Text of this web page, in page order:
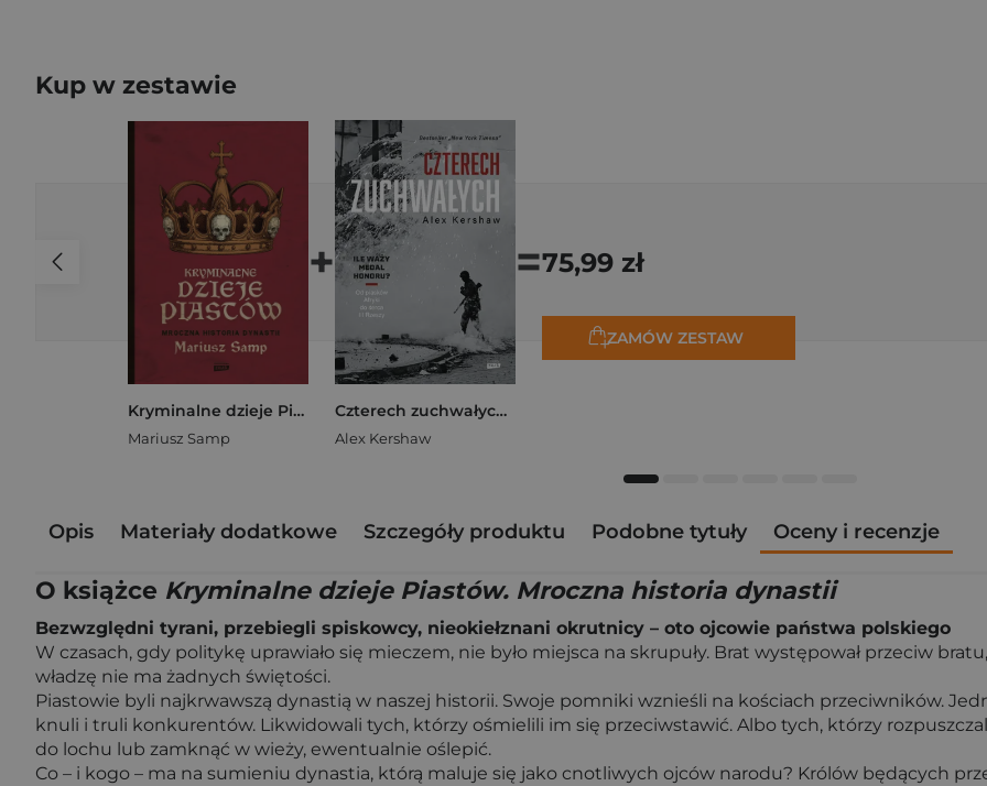
Kup w zestawie
Kryminalne dzieje Piastów. Mroczna historia dynastii
Mariusz Samp
+
Czterech zuchwałych. Od piasków Afryki do serca III Rzeszy
Alex Kershaw
=75,99 zł
ZAMÓW ZESTAW
Opis Materiały dodatkowe Szczegóły produktu Podobne tytuły Oceny i recenzje
O książce Kryminalne dzieje Piastów. Mroczna historia dynastii
Bezwzględni tyrani, przebiegli spiskowcy, nieokiełznani okrutnicy – oto ojcowie państwa polskiego
W czasach, gdy politykę uprawiało się mieczem, nie było miejsca na skrupuły. Brat występował przeciw
władzę nie ma żadnych świętości.
Piastowie byli najkrwawszą dynastią w naszej historii. Swoje pomniki wznieśli na kościach przeciwników.
knuli i truli konkurentów. Likwidowali tych, którzy ośmielili im się przeciwstawić. Albo tych, którzy
do lochu lub zamknąć w wieży, ewentualnie oślepić.
Co – i kogo – ma na sumieniu dynastia, którą maluje się jako cnotliwych ojców narodu? Królów będących